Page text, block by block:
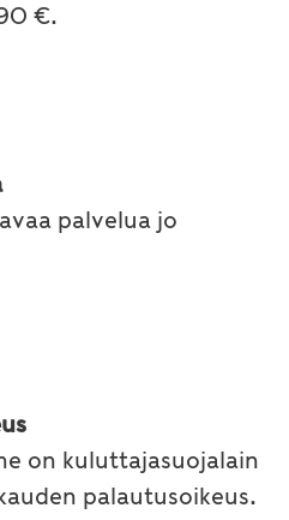
€.
palvelua jo
on kuluttajasuojalain
palautusoikeus.